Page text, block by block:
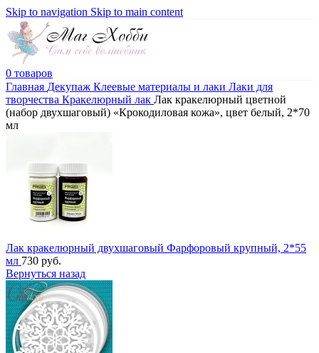
Skip to navigation Skip to main content
0 товаров
Главная Декупаж Клеевые материалы и лаки Лаки для
творчества Кракелюрный лак Лак кракелюрный цветной
(набор двухшаговый) «Крокодиловая кожа», цвет белый, 2*70
мл
Лак кракелюрный двухшаговый Фарфоровый крупный, 2*55
мл 730 руб.
Вернуться назад